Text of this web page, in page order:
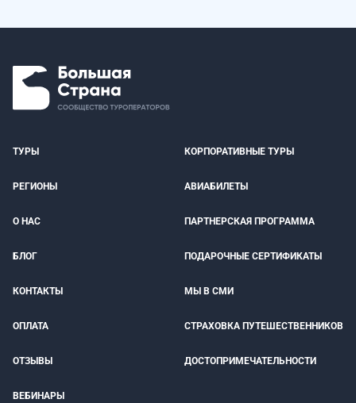
ТУРЫ КОРПОРАТИВНЫЕ ТУРЫ
РЕГИОНЫ АВИАБИЛЕТЫ
О НАС ПАРТНЕРСКАЯ ПРОГРАММА
БЛОГ ПОДАРОЧНЫЕ СЕРТИФИКАТЫ
КОНТАКТЫ МЫ В СМИ
ОПЛАТА СТРАХОВКА ПУТЕШЕСТВЕННИКОВ
ОТЗЫВЫ ДОСТОПРИМЕЧАТЕЛЬНОСТИ
ВЕБИНАРЫ